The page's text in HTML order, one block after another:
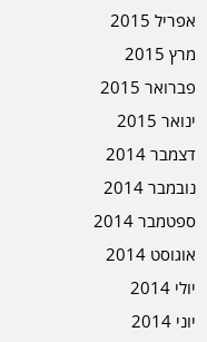
אפריל 2015
מרץ 2015
פברואר 2015
ינואר 2015
דצמבר 2014
נובמבר 2014
ספטמבר 2014
אוגוסט 2014
יולי 2014
יוני 2014